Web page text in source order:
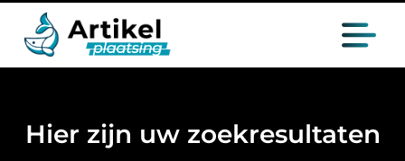
Hier zijn uw zoekresultaten